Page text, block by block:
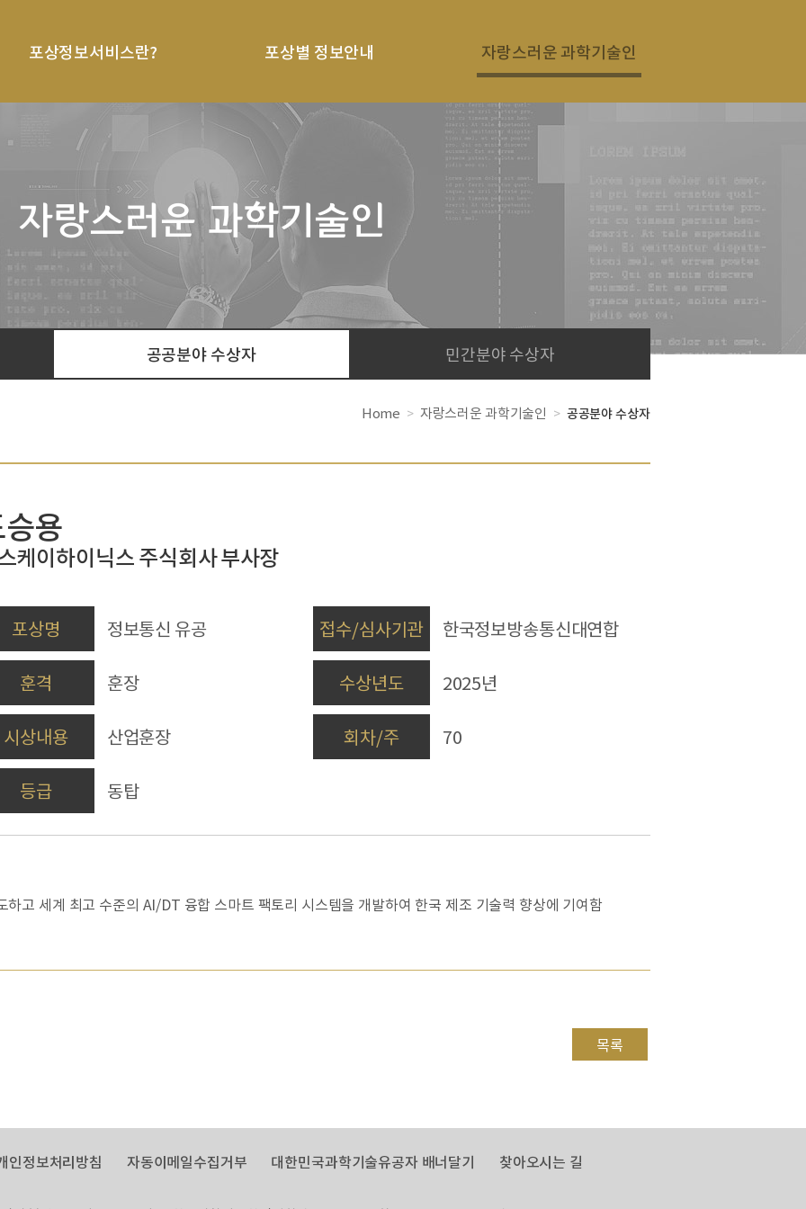
포상정보서비스란? 포상별 정보안내 자랑스러운 과학기술인
자랑스러운 과학기술인
공공분야 수상자 민간분야 수상자
Home > 자랑스러운 과학기술인 > 공공분야 수상자
용
케이하이닉스 주식회사부사장
포상명 정보통신 유공 접수/심사기관 한국정보방송통신대연합
훈격 훈장 수상년도 2025년
시상내용 산업훈장 회차/주 70
등급 동탑
고 세계 최고 수준의 AI/DT 융합 스마트 팩토리 시스템을 개발하여 한국 제조 기술력 향상에 기여함
목록
인정보처리방침 자동이메일수집거부 대한민국과학기술유공자 배너달기 찾아오시는 길